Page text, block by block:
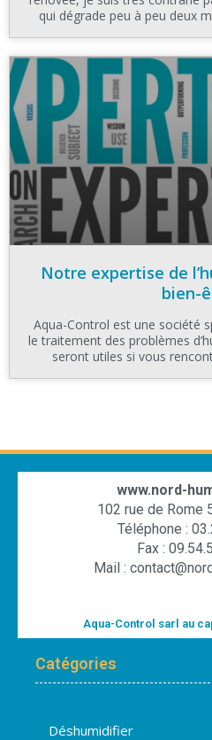
qui dégrade peu à peu deux
Notre expertise de
bien-
Aqua-Control est une société
le traitement des problèmes
seront utiles si vous
www.nord-
102 rue de Rome
Téléphone :
Fax :
Mail :
Aqua-Control sarl au
Catégories
Déshumidifier